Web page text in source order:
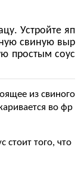
Устройте яп
свиную выр
простым соус
из свиного
во фр
стоит того, что